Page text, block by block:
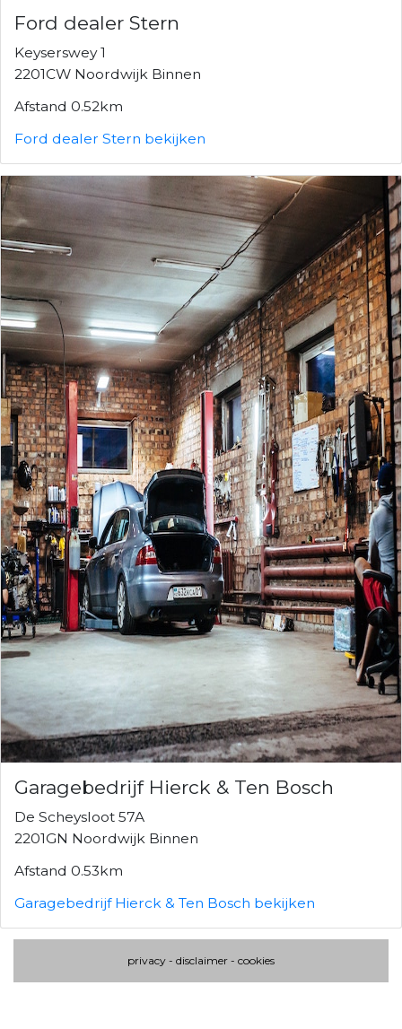
Ford dealer Stern
Keyserswey 1
2201CW Noordwijk Binnen
Afstand 0.52km
Ford dealer Stern bekijken
Garagebedrijf Hierck & Ten Bosch
De Scheysloot 57A
2201GN Noordwijk Binnen
Afstand 0.53km
Garagebedrijf Hierck & Ten Bosch bekijken
privacy - disclaimer - cookies